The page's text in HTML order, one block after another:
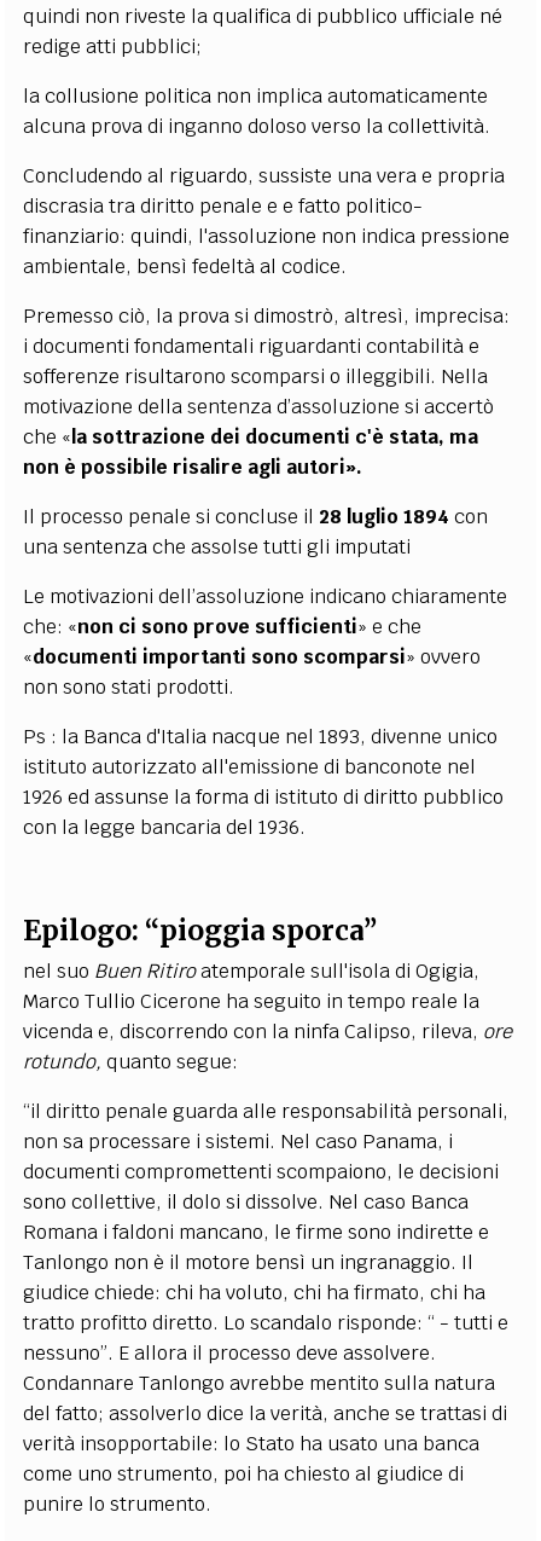
quindi non riveste la qualifica di pubblico ufficiale né
redige atti pubblici;
la collusione politica non implica automaticamente
alcuna prova di inganno doloso verso la collettività.
Concludendo al riguardo, sussiste una vera e propria
discrasia tra diritto penale e e fatto politico-
finanziario: quindi, l'assoluzione non indica pressione
ambientale, bensì fedeltà al codice.
Premesso ciò, la prova si dimostrò, altresì, imprecisa:
i documenti fondamentali riguardanti contabilità e
sofferenze risultarono scomparsi o illeggibili. Nella
motivazione della sentenza d’assoluzione si accertò
che «la sottrazione dei documenti c'è stata, ma
non è possibile risalire agli autori».
Il processo penale si concluse il 28 luglio 1894 con
una sentenza che assolse tutti gli imputati
Le motivazioni dell’assoluzione indicano chiaramente
che: «non ci sono prove sufficienti» e che
«documenti importanti sono scomparsi» ovvero
non sono stati prodotti.
Ps : la Banca d'Italia nacque nel 1893, divenne unico
istituto autorizzato all'emissione di banconote nel
1926 ed assunse la forma di istituto di diritto pubblico
con la legge bancaria del 1936.
Epilogo: “pioggia sporca”
nel suo Buen Ritiroatemporale sull'isola di Ogigia,
Marco Tullio Cicerone ha seguito in tempo reale la
vicenda e, discorrendo con la ninfa Calipso, rileva, ore
rotundo,quanto segue:
“il diritto penale guarda alle responsabilità personali,
non sa processare i sistemi. Nel caso Panama, i
documenti compromettenti scompaiono, le decisioni
sono collettive, il dolo si dissolve. Nel caso Banca
Romana i faldoni mancano, le firme sono indirette e
Tanlongo non è il motore bensì un ingranaggio. Il
giudice chiede: chi ha voluto, chi ha firmato, chi ha
tratto profitto diretto. Lo scandalo risponde: “ - tutti e
nessuno”. E allora il processo deve assolvere.
Condannare Tanlongo avrebbe mentito sulla natura
del fatto; assolverlo dice la verità, anche se trattasi di
verità insopportabile: lo Stato ha usato una banca
come uno strumento, poi ha chiesto al giudice di
punire lo strumento.